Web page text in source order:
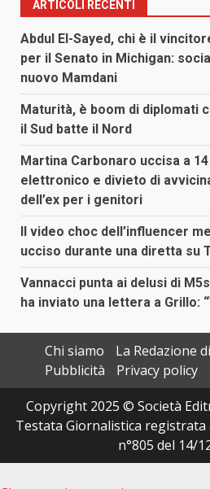
ARTICOLI RECENTI
Abdul El-Sayed, chi è il
per il Senato in Michigan:
nuovo Mamdani
Maturità, è boom di diplomati
il Sud batte il Nord
Martina Carbonaro uccisa a
elettronico e divieto di
dell’ex per i genitori
Il video choc dell’influencer
ucciso durante una diretta su
Vannacci punta ai delusi di
ha inviato una lettera a Grillo:
Chi siamo
La Redazione
Pubblicità
Privacy policy
Copyright 2025 © Società
Testata Giornalistica registrata
n°805 del 14/